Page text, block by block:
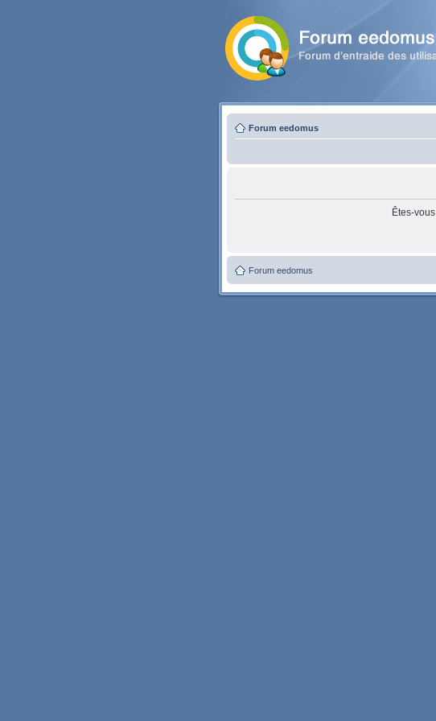
Forum eedomus
Êtes-
Forum eedomus